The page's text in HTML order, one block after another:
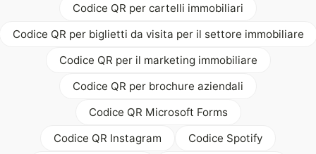
Codice QR per cartelli immobiliari
Codice QR per biglietti da visita per il settore immobiliare
Codice QR per il marketing immobiliare
Codice QR per brochure aziendali
Codice QR Microsoft Forms
Codice QR Instagram
Codice Spotify